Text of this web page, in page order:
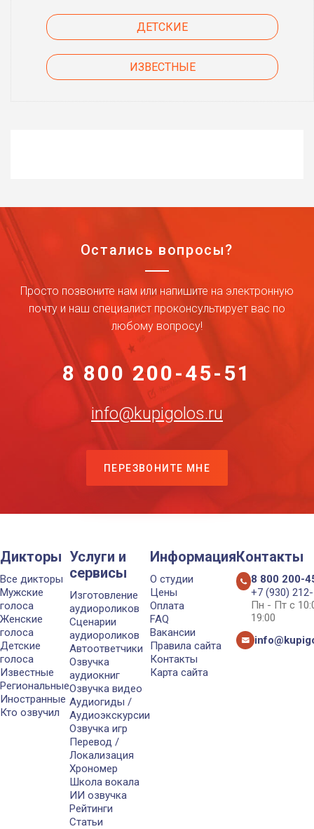
ДЕТСКИЕ
ИЗВЕСТНЫЕ
Остались вопросы?
Просто позвоните нам или напишите на электронную
почту и наш специалист проконсультирует вас по
любому вопросу!
8 800 200-45-51
info@kupigolos.ru
ПЕРЕЗВОНИТЕ МНЕ
Дикторы
Все дикторы
Мужские
голоса
Женские
голоса
Детские
голоса
Известные
Региональные
Иностранные
Кто озвучил
Услуги и
сервисы
Изготовление
аудиороликов
Сценарии
аудиороликов
Автоответчики
Озвучка
аудиокниг
Озвучка видео
Аудиогиды /
Аудиоэкскурсии
Озвучка игр
Перевод /
Локализация
Хрономер
Школа вокала
ИИ озвучка
Рейтинги
Статьи
Информация
О студии
Цены
Оплата
FAQ
Вакансии
Правила сайта
Контакты
Карта сайта
Контакты
8 800 200-
+7 (930)
Пн - Пт с
19:00